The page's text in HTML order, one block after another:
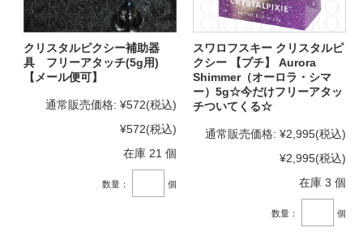
クリスタルピクシー補助器
具 フリーアタッチ(5g用)
【メール便可】
通常販売価格: ¥572(税込)
¥572(税込)
在庫 21 個
数量： 個
スワロフスキー クリスタルピ
クシー 【プチ】 Aurora
Shimmer（オーロラ・シマ
ー）5g☆今だけフリーアタッ
チついてくる☆
通常販売価格: ¥2,995(税込)
¥2,995(税込)
在庫 3 個
数量： 個